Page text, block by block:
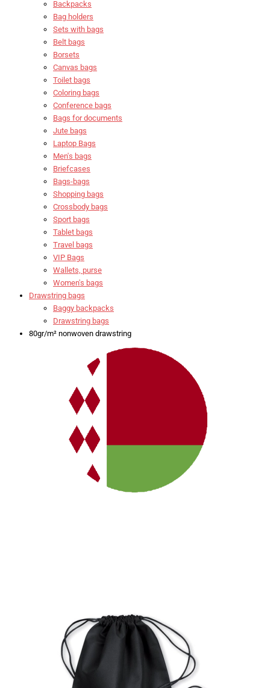
Backpacks
Bag holders
Sets with bags
Belt bags
Borsets
Canvas bags
Toilet bags
Coloring bags
Conference bags
Bags for documents
Jute bags
Laptop Bags
Men's bags
Briefcases
Bags-bags
Shopping bags
Crossbody bags
Sport bags
Tablet bags
Travel bags
VIP Bags
Wallets, purse
Women's bags
Drawstring bags
Baggy backpacks
Drawstring bags
80gr/m² nonwoven drawstring